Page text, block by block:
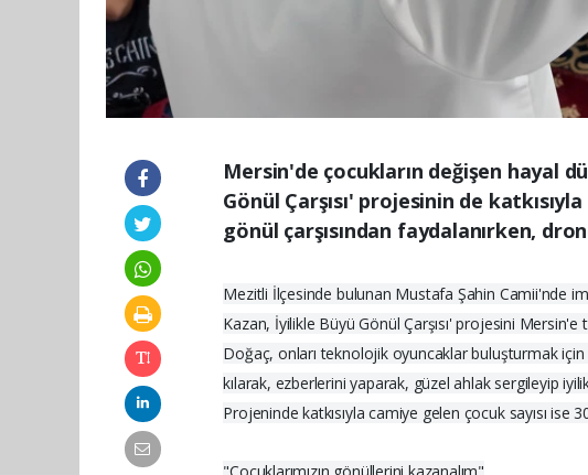
Mersin'de çocukların değişen hayal
Gönül Çarşısı' projesinin de
gönül çarşısından faydalanırken,
Mezitli İlçesinde bulunan Mustafa Şahin Camii'nde
Kazan, İyilikle Büyü Gönül Çarşısı' projesini
Doğaç, onları teknolojik oyuncaklar buluşturmak için
kılarak, ezberlerini yaparak, güzel ahlak sergileyip
Projeninde katkısıyla camiye gelen çocuk sayısı ise